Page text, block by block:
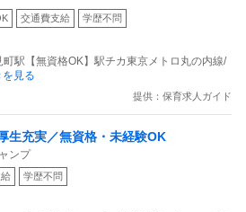
交通費支給 学歴不問
駅【無資格OK】駅チカ東京メトロ丸の内線/
見る
提供：保育求人ガイド
生充実／無資格・未経験OK
ンプ
学歴不問